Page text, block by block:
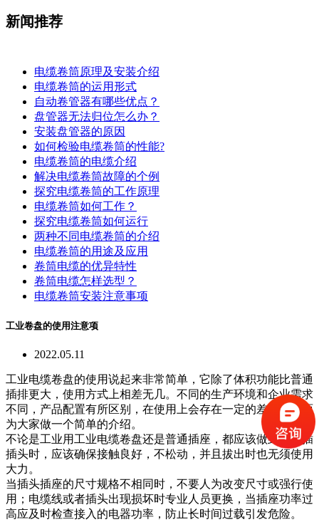
新闻推荐
电缆卷筒原理及安装介绍
电缆卷筒的运用形式
自动卷管器有哪些优点？
盘管器无法归位怎么办？
安装盘管器的原因
如何检验电缆卷筒的性能?
电缆卷筒的电缆介绍
解决电缆卷筒故障的个例
探究电缆卷筒的工作原理
​电缆卷筒如何工作？
探究电缆卷筒如何运行
​两种不同电缆卷筒的介绍
​电缆卷筒的用途及应用
卷筒电缆的优异特性
卷筒电缆怎样选型？
电缆卷筒安装注意事项
工业卷盘的使用注意项
2022.05.11
工业电缆卷盘的使用说起来非常简单，它除了体积功能比普通
插排更大，使用方式上相差无几。不同的生产环境和企业需求
不同，产品配置有所区别，在使用上会存在一定的差异，下面
为大家做一个简单的介绍。
不论是工业用工业电缆卷盘还是普通插座，都应该做到：接插
插头时，应该确保接触良好，不松动，并且拔出时也无须使用
大力。
当插头插座的尺寸规格不相同时，不要人为改变尺寸或强行使
用；电缆线或者插头出现损坏时专业人员更换，当插座功率过
高应及时检查接入的电器功率，防止长时间过载引发危险。